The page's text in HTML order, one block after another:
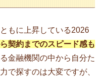
もに上昇している2026
契約までのスピード感も
金融機関の中から自分た
で探すのは大変ですが、